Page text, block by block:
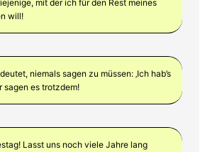
mit der ich für den Rest meines
will!
niemals sagen zu müssen: ‚Ich hab’s
sagen es trotzdem!
Lasst uns noch viele Jahre lang